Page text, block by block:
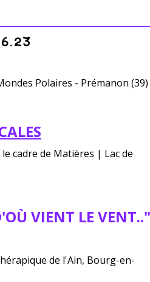
Polaires - Prémanon (39)
cadre de Matières | Lac de
VIENT LE VENT.."
de l'Ain, Bourg-en-